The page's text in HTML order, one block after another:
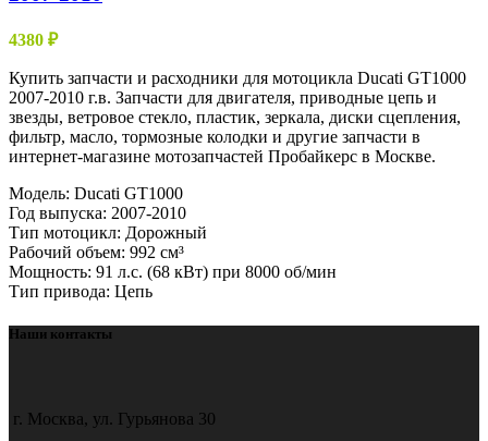
4380 ₽
Купить запчасти и расходники для мотоцикла Ducati GT1000
2007-2010 г.в. Запчасти для двигателя, приводные цепь и
звезды, ветровое стекло, пластик, зеркала, диски сцепления,
фильтр, масло, тормозные колодки и другие запчасти в
интернет-магазине мотозапчастей Пробайкерс в Москве.
Модель: Ducati GT1000
Год выпуска: 2007-2010
Тип мотоцикл: Дорожный
Рабочий объем: 992 см³
Мощность: 91 л.с. (68 кВт) при 8000 об/мин
Тип привода: Цепь
Наши контакты
г. Москва, ул. Гурьянова 30